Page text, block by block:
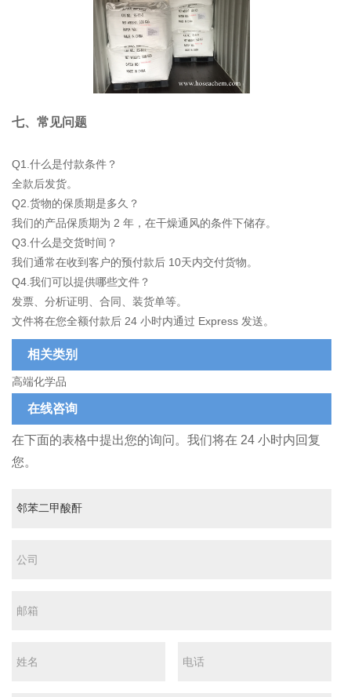
七、常见问题
Q1.什么是付款条件？
全款后发货。
Q2.货物的保质期是多久？
我们的产品保质期为 2 年，在干燥通风的条件下储存。
Q3.什么是交货时间？
我们通常在收到客户的预付款后 10天内交付货物。
Q4.我们可以提供哪些文件？
发票、分析证明、合同、装货单等。
文件将在您全额付款后 24 小时内通过 Express 发送。
相关类别
高端化学品
在线咨询
在下面的表格中提出您的询问。我们将在 24 小时内回复
您。